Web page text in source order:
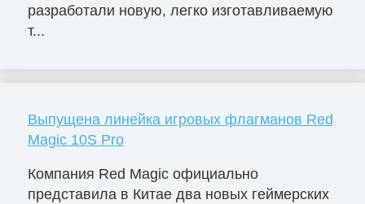
разработали новую, легко изготавливаемую
т...
Выпущена линейка игровых флагманов Red
Magic 10S Pro
Компания Red Magic официально
представила в Китае два новых геймерских